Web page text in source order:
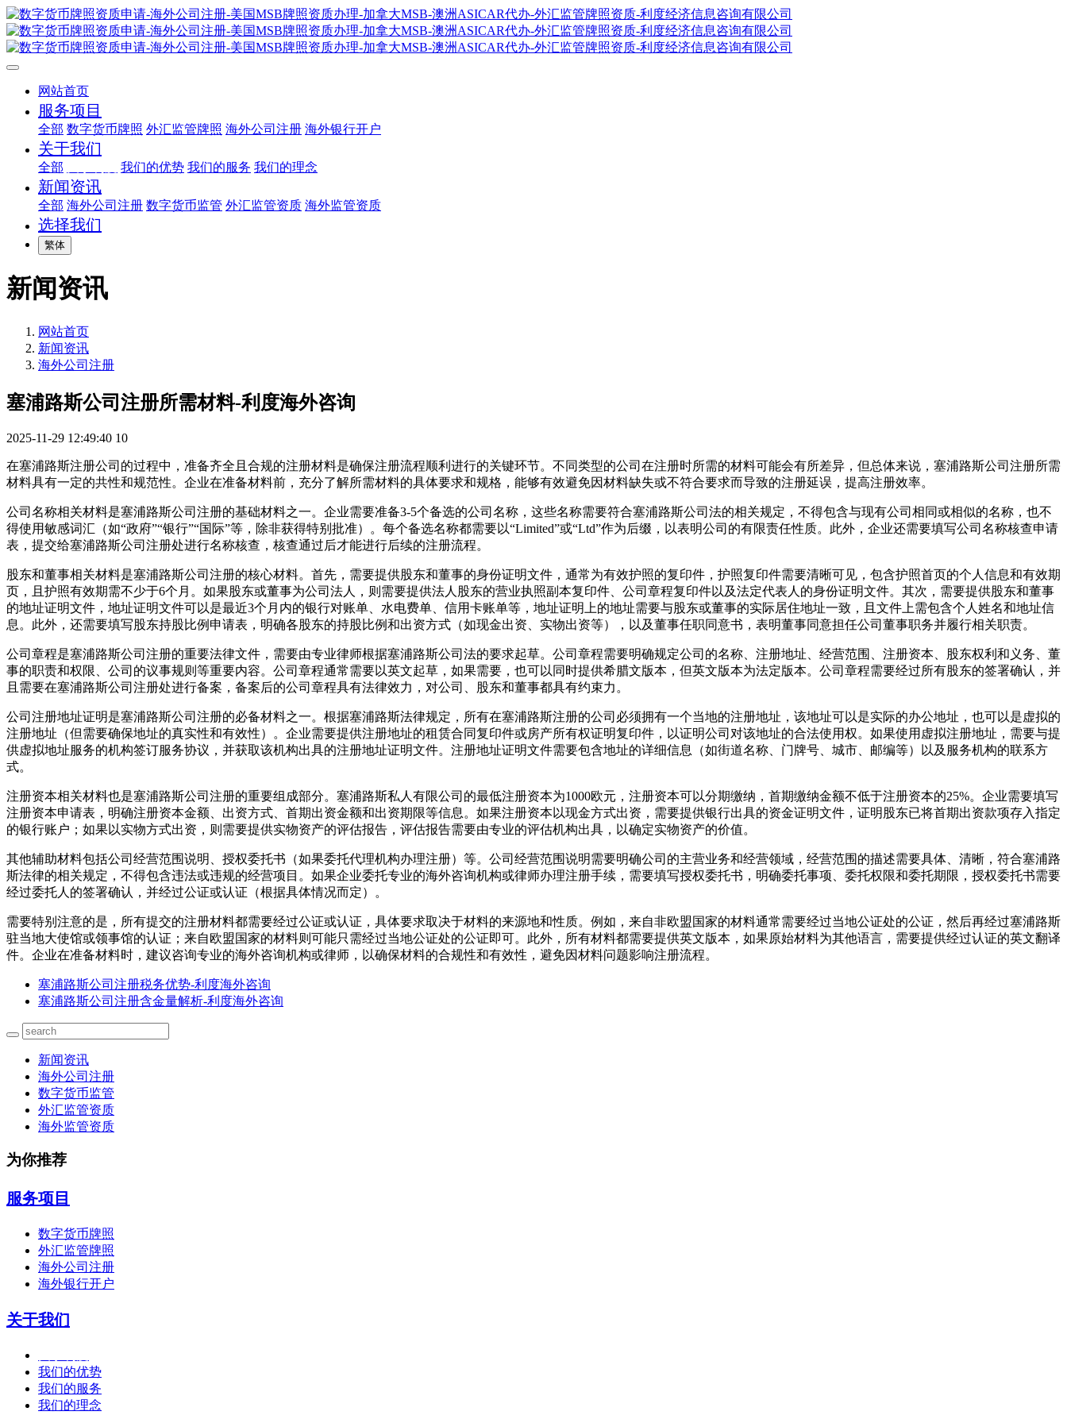
网站首页
服务项目
全部 数字货币牌照 外汇监管牌照 海外公司注册 海外银行开户
关于我们
全部 我们的优势 我们的服务 我们的理念
新闻资讯
全部 海外公司注册 数字货币监管 外汇监管资质 海外监管资质
选择我们
繁体
新闻资讯
网站首页
新闻资讯
海外公司注册
塞浦路斯公司注册所需材料-利度海外咨询
2025-11-29 12:49:40 10
在塞浦路斯注册公司的过程中，准备齐全且合规的注册材料是确保注册流程顺利进行的关键环节。不同类型的公司在注册时所需的材料可能会有所差异，但总体来说，塞浦路斯公司注册所需
材料具有一定的共性和规范性。企业在准备材料前，充分了解所需材料的具体要求和规格，能够有效避免因材料缺失或不符合要求而导致的注册延误，提高注册效率。
公司名称相关材料是塞浦路斯公司注册的基础材料之一。企业需要准备3-5个备选的公司名称，这些名称需要符合塞浦路斯公司法的相关规定，不得包含与现有公司相同或相似的名称，也不
得使用敏感词汇（如“政府”“银行”“国际”等，除非获得特别批准）。每个备选名称都需要以“Limited”或“Ltd”作为后缀，以表明公司的有限责任性质。此外，企业还需要填写公司名称核查申请
表，提交给塞浦路斯公司注册处进行名称核查，核查通过后才能进行后续的注册流程。
股东和董事相关材料是塞浦路斯公司注册的核心材料。首先，需要提供股东和董事的身份证明文件，通常为有效护照的复印件，护照复印件需要清晰可见，包含护照首页的个人信息和有效期
页，且护照有效期需不少于6个月。如果股东或董事为公司法人，则需要提供法人股东的营业执照副本复印件、公司章程复印件以及法定代表人的身份证明文件。其次，需要提供股东和董事
的地址证明文件，地址证明文件可以是最近3个月内的银行对账单、水电费单、信用卡账单等，地址证明上的地址需要与股东或董事的实际居住地址一致，且文件上需包含个人姓名和地址信
息。此外，还需要填写股东持股比例申请表，明确各股东的持股比例和出资方式（如现金出资、实物出资等），以及董事任职同意书，表明董事同意担任公司董事职务并履行相关职责。
公司章程是塞浦路斯公司注册的重要法律文件，需要由专业律师根据塞浦路斯公司法的要求起草。公司章程需要明确规定公司的名称、注册地址、经营范围、注册资本、股东权利和义务、董
事的职责和权限、公司的议事规则等重要内容。公司章程通常需要以英文起草，如果需要，也可以同时提供希腊文版本，但英文版本为法定版本。公司章程需要经过所有股东的签署确认，并
且需要在塞浦路斯公司注册处进行备案，备案后的公司章程具有法律效力，对公司、股东和董事都具有约束力。
公司注册地址证明是塞浦路斯公司注册的必备材料之一。根据塞浦路斯法律规定，所有在塞浦路斯注册的公司必须拥有一个当地的注册地址，该地址可以是实际的办公地址，也可以是虚拟的
注册地址（但需要确保地址的真实性和有效性）。企业需要提供注册地址的租赁合同复印件或房产所有权证明复印件，以证明公司对该地址的合法使用权。如果使用虚拟注册地址，需要与提
供虚拟地址服务的机构签订服务协议，并获取该机构出具的注册地址证明文件。注册地址证明文件需要包含地址的详细信息（如街道名称、门牌号、城市、邮编等）以及服务机构的联系方
式。
注册资本相关材料也是塞浦路斯公司注册的重要组成部分。塞浦路斯私人有限公司的最低注册资本为1000欧元，注册资本可以分期缴纳，首期缴纳金额不低于注册资本的25%。企业需要填写
注册资本申请表，明确注册资本金额、出资方式、首期出资金额和出资期限等信息。如果注册资本以现金方式出资，需要提供银行出具的资金证明文件，证明股东已将首期出资款项存入指定
的银行账户；如果以实物方式出资，则需要提供实物资产的评估报告，评估报告需要由专业的评估机构出具，以确定实物资产的价值。
其他辅助材料包括公司经营范围说明、授权委托书（如果委托代理机构办理注册）等。公司经营范围说明需要明确公司的主营业务和经营领域，经营范围的描述需要具体、清晰，符合塞浦路
斯法律的相关规定，不得包含违法或违规的经营项目。如果企业委托专业的海外咨询机构或律师办理注册手续，需要填写授权委托书，明确委托事项、委托权限和委托期限，授权委托书需要
经过委托人的签署确认，并经过公证或认证（根据具体情况而定）。
需要特别注意的是，所有提交的注册材料都需要经过公证或认证，具体要求取决于材料的来源地和性质。例如，来自非欧盟国家的材料通常需要经过当地公证处的公证，然后再经过塞浦路斯
驻当地大使馆或领事馆的认证；来自欧盟国家的材料则可能只需经过当地公证处的公证即可。此外，所有材料都需要提供英文版本，如果原始材料为其他语言，需要提供经过认证的英文翻译
件。企业在准备材料时，建议咨询专业的海外咨询机构或律师，以确保材料的合规性和有效性，避免因材料问题影响注册流程。
塞浦路斯公司注册税务优势-利度海外咨询
塞浦路斯公司注册含金量解析-利度海外咨询
新闻资讯
海外公司注册
数字货币监管
外汇监管资质
海外监管资质
为你推荐
服务项目
数字货币牌照
外汇监管牌照
海外公司注册
海外银行开户
关于我们
我们的优势
我们的服务
我们的理念